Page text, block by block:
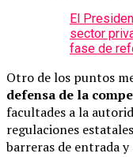
El
sector
fase de
Otro de los puntos
defensa de la
facultades a la
regulaciones
barreras de entrada